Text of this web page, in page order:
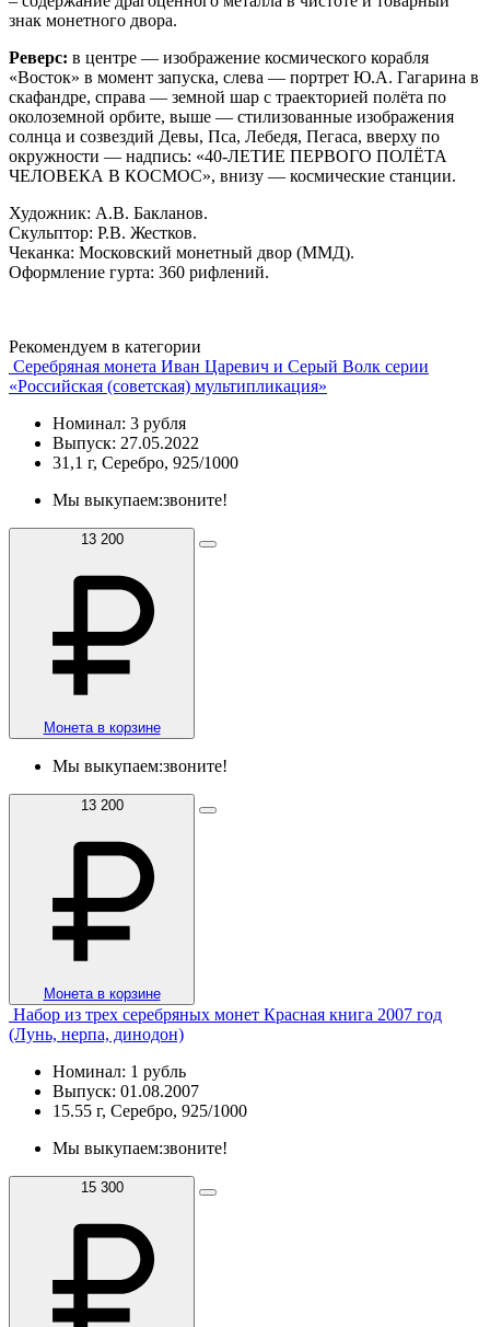
знак монетного двора.
Реверс: в центре — изображение космического корабля
«Восток» в момент запуска, слева — портрет Ю.А. Гагарина в
скафандре, справа — земной шар с траекторией полёта по
околоземной орбите, выше — стилизованные изображения
солнца и созвездий Девы, Пса, Лебедя, Пегаса, вверху по
окружности — надпись: «40-ЛЕТИЕ ПЕРВОГО ПОЛЁТА
ЧЕЛОВЕКА В КОСМОС», внизу — космические станции.
Художник: А.В. Бакланов.
Скульптор: Р.В. Жестков.
Чеканка: Московский монетный двор (ММД).
Оформление гурта: 360 рифлений.
Рекомендуем в категории
Серебряная монета Иван Царевич и Серый Волк серии
«Российская (советская) мультипликация»
Номинал: 3 рубля
Выпуск: 27.05.2022
31,1 г, Серебро, 925/1000
Мы выкупаем:звоните!
13 200
Монета в корзине
Мы выкупаем:звоните!
13 200
Монета в корзине
Набор из трех серебряных монет Красная книга 2007 год
(Лунь, нерпа, динодон)
Номинал: 1 рубль
Выпуск: 01.08.2007
15.55 г, Серебро, 925/1000
Мы выкупаем:звоните!
15 300